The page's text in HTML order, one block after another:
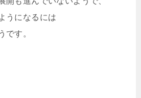
うになるには
です。